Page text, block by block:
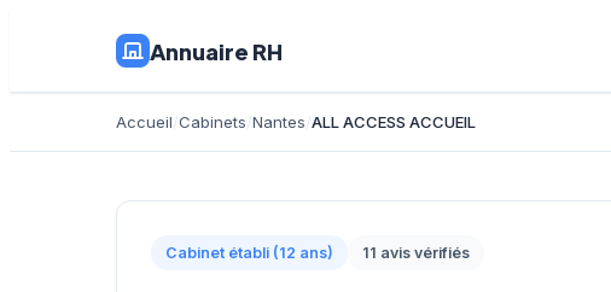
Annuaire RH
Accueil Cabinets Nantes ALL ACCESS ACCUEIL
Cabinet établi (12 ans) 11 avis vérifiés